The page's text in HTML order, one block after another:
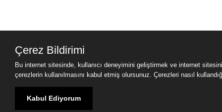
Çerez Bildirimi
Bu internet sitesinde, kullanıcı deneyimini geliştirmek ve internet
çerezlerin kullanılmasını kabul etmiş olursunuz. Çerezleri nasıl
Kabul Ediyorum